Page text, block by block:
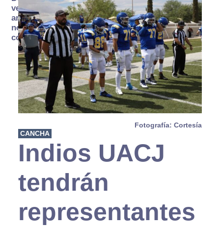
verdad
arde… pero
no se
consume
Fotografía: Cortesía
CANCHA
Indios UACJ
tendrán
representantes